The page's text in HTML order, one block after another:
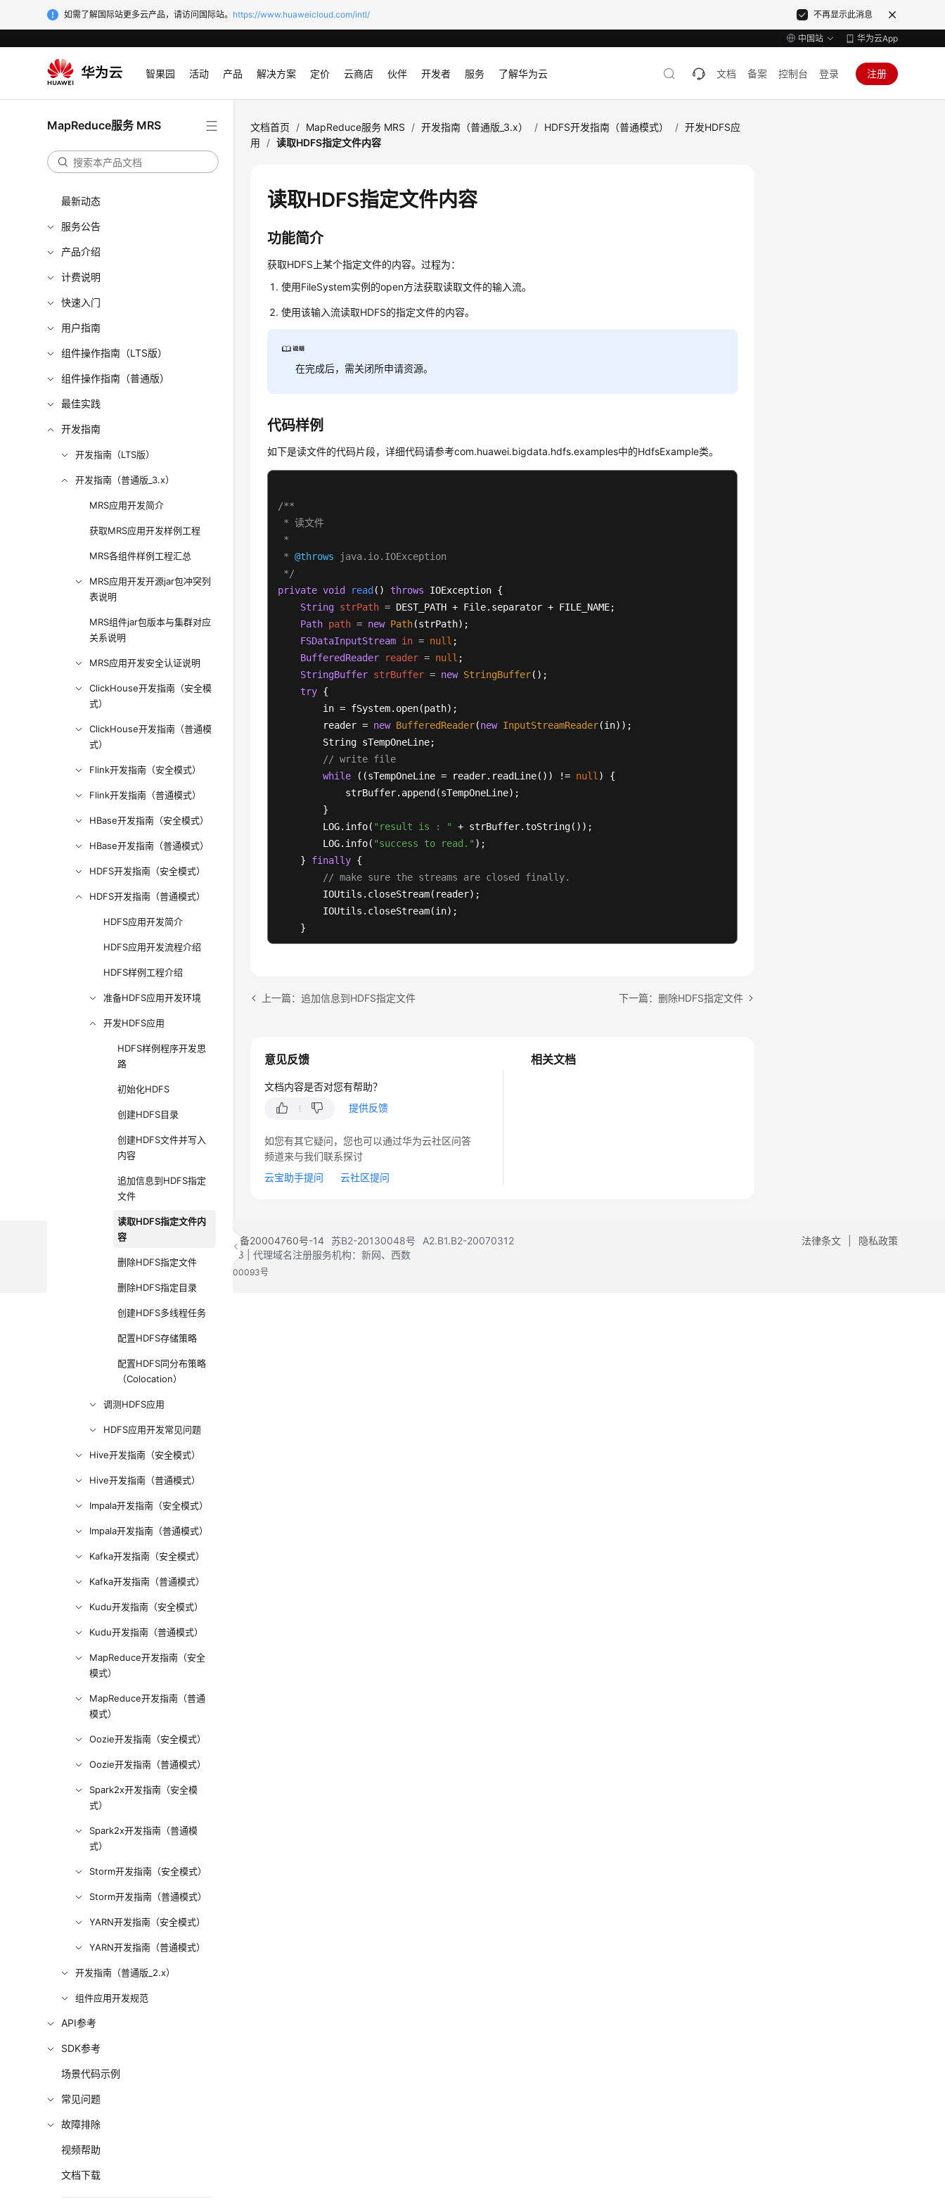
如需了解国际站更多云产品，请访问国际站。 https://www.huaweicloud.com/intl/ 不再显示此消息
中国站 华为云App
智果园 活动 产品 解决方案 定价 云商店 伙伴 开发者 服务 了解华为云 文档 备案 控制台 登录 注册
MapReduce服务 MRS
最新动态
服务公告
产品介绍
计费说明
快速入门
用户指南
组件操作指南（LTS版）
组件操作指南（普通版）
最佳实践
开发指南
开发指南（LTS版）
开发指南（普通版_3.x）
MRS应用开发简介
获取MRS应用开发样例工程
MRS各组件样例工程汇总
MRS应用开发开源jar包冲突列
表说明
MRS组件jar包版本与集群对应
关系说明
MRS应用开发安全认证说明
ClickHouse开发指南（安全模
式）
ClickHouse开发指南（普通模
式）
Flink开发指南（安全模式）
Flink开发指南（普通模式）
HBase开发指南（安全模式）
HBase开发指南（普通模式）
HDFS开发指南（安全模式）
HDFS开发指南（普通模式）
HDFS应用开发简介
HDFS应用开发流程介绍
HDFS样例工程介绍
准备HDFS应用开发环境
开发HDFS应用
HDFS样例程序开发思
路
初始化HDFS
创建HDFS目录
创建HDFS文件并写入
内容
追加信息到HDFS指定
文件
读取HDFS指定文件内
容
删除HDFS指定文件
删除HDFS指定目录
创建HDFS多线程任务
配置HDFS存储策略
配置HDFS同分布策略
（Colocation）
调测HDFS应用
HDFS应用开发常见问题
Hive开发指南（安全模式）
Hive开发指南（普通模式）
Impala开发指南（安全模式）
Impala开发指南（普通模式）
Kafka开发指南（安全模式）
Kafka开发指南（普通模式）
Kudu开发指南（安全模式）
Kudu开发指南（普通模式）
MapReduce开发指南（安全
模式）
MapReduce开发指南（普通
模式）
Oozie开发指南（安全模式）
Oozie开发指南（普通模式）
Spark2x开发指南（安全模
式）
Spark2x开发指南（普通模
式）
Storm开发指南（安全模式）
Storm开发指南（普通模式）
YARN开发指南（安全模式）
YARN开发指南（普通模式）
开发指南（普通版_2.x）
组件应用开发规范
API参考
SDK参考
场景代码示例
常见问题
故障排除
视频帮助
文档下载
文档首页 / MapReduce服务 MRS / 开发指南（普通版_3.x） / HDFS开发指南（普通模式） / 开发HDFS应
用
/ 读取HDFS指定文件内容
读取HDFS指定文件内容
功能简介
获取HDFS上某个指定文件的内容。过程为：
使用FileSystem实例的open方法获取读取文件的输入流。
使用该输入流读取HDFS的指定文件的内容。
在完成后，需关闭所申请资源。
代码样例
如下是读文件的代码片段，详细代码请参考com.huawei.bigdata.hdfs.examples中的HdfsExample类。
/**
* 读文件
*
* @throws java.io.IOException
*/
private void read () throws IOException {
String strPath = DEST_PATH + File.separator + FILE_NAME;
Path path = new Path(strPath);
FSDataInputStream in = null ;
BufferedReader
reader = null ;
StringBuffer strBuffer = new StringBuffer();
try {
        in = fSystem.open(path);
        reader =
new BufferedReader(new InputStreamReader(in));
        String sTempOneLine;
// write file
while ((sTempOneLine = reader.readLine()) != null ) {
            strBuffer.append(sTempOneLine);
        }
        LOG.info(
"result is : "
+ strBuffer.toString());
        LOG.info(
"success to read." );
    }
finally {
// make sure the streams are closed finally.
        IOUtils.closeStream(reader);
        IOUtils.closeStream(in);
    }
}
上一篇：追加信息到HDFS指定文件 下一篇：删除HDFS指定文件
相关文档
意见反馈
文档内容是否对您有帮助？
提供反馈
如您有其它疑问，您也可以通过华为云社区问答
频道来与我们联系探讨
云宝助手提问
云社区提问
法律条文 隐私政策
©2026 Huaweicloud.com 版权所有 黔ICP备20004760号-14 苏B2-20130048号
A2.B1.B2-20070312
增值电信业务经营许可证：B1.B2-20200593 | 代理域名注册服务机构：新网、西数
贵公网安备 52990002000093号